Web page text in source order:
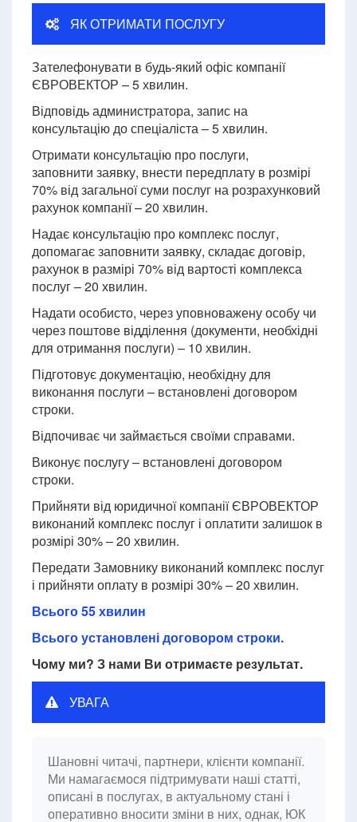
ЯК ОТРИМАТИ ПОСЛУГУ
Зателефонувати в будь-який офіс компанії
ЄВРОВЕКТОР – 5 хвилин.
Відповідь администратора, запис на
консультацію до спеціаліста – 5 хвилин.
Отримати консультацію про послуги,
заповнити заявку, внести передплату в розмірі
70% від загальної суми послуг на розрахунковий
рахунок компанії – 20 хвилин.
Надає консультацію про комплекс послуг,
допомагає заповнити заявку, складає договір,
рахунок в размірі 70% від вартості комплекса
послуг – 20 хвилин.
Надати особисто, через уповноважену особу чи
через поштове відділення (документи, необхідні
для отримання послуги) – 10 хвилин.
Підготовує документацію, необхідну для
виконання послуги – встановлені договором
строки.
Відпочиває чи займається своїми справами.
Виконує послугу – встановлені договором
строки.
Прийняти від юридичної компанії ЄВРОВЕКТОР
виконаний комплекс послуг і оплатити залишок в
розмірі 30% – 20 хвилин.
Передати Замовнику виконаний комплекс послуг
і прийняти оплату в розмірі 30% – 20 хвилин.
Всього 55 хвилин
Всього установлені договором строки.
Чому ми? З нами Ви отримаєте результат.
УВАГА
Шановні читачі, партнери, клієнти компанії.
Ми намагаємося підтримувати наші статті,
описані в послугах, в актуальному стані і
оперативно вносити зміни в них, однак, ЮК